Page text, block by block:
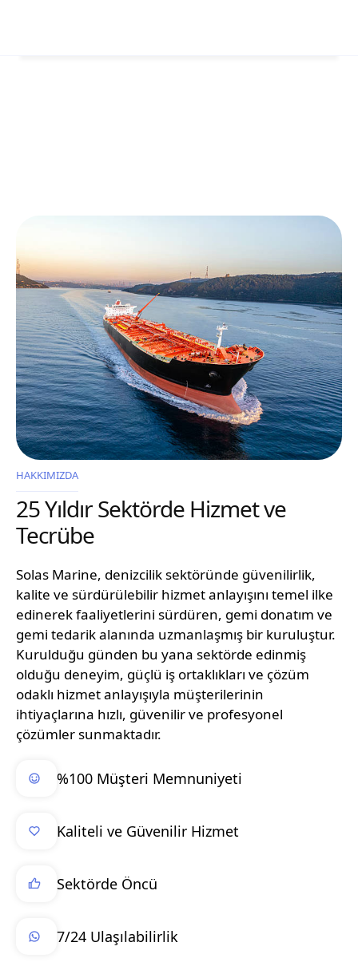
HAKKIMIZDA
25 Yıldır Sektörde Hizmet ve
Tecrübe
Solas Marine, denizcilik sektöründe güvenilirlik,
kalite ve sürdürülebilir hizmet anlayışını temel ilke
edinerek faaliyetlerini sürdüren, gemi donatım ve
gemi tedarik alanında uzmanlaşmış bir kuruluştur.
Kurulduğu günden bu yana sektörde edinmiş
olduğu deneyim, güçlü iş ortaklıkları ve çözüm
odaklı hizmet anlayışıyla müşterilerinin
ihtiyaçlarına hızlı, güvenilir ve profesyonel
çözümler sunmaktadır.
%100 Müşteri Memnuniyeti
Kaliteli ve Güvenilir Hizmet
Sektörde Öncü
7/24 Ulaşılabilirlik